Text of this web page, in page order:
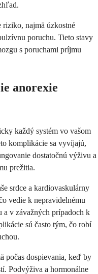
riziko, najmä úzkostné
poruchu. Tieto stavy
s poruchami príjmu
anorexie
každý systém vo vašom
komplikácie sa vyvíjajú,
dostatočnú výživu a
prežitia.
srdce a kardiovaskulárny
vedie k nepravidelnému
a v závažných prípadoch k
sú často tým, čo robí
počas dospievania, keď by
Podvýživa a hormonálne